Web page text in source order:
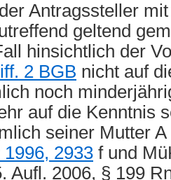
Antragssteller
geltend
hinsichtlich der
2 BGB nicht auf
noch
auf die Kenntnis
seiner Mutter
1996, 2933 f und
Aufl. 2006, § 199